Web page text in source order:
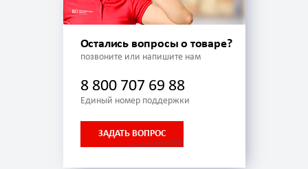
Остались вопросы о товаре?
позвоните или напишите нам
8 800 707 69 88
Единый номер поддержки
ЗАДАТЬ ВОПРОС